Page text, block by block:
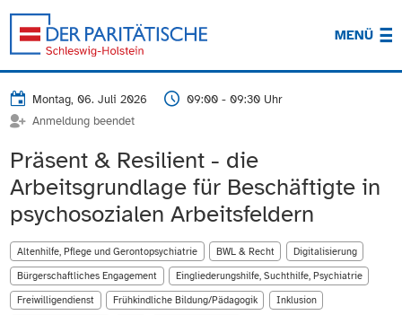
MENÜ
Montag, 06. Juli 2026
09:00 - 09:30 Uhr
Anmeldung beendet
Präsent & Resilient - die
Arbeitsgrundlage für Beschäftigte in
psychosozialen Arbeitsfeldern
Altenhilfe, Pflege und Gerontopsychiatrie BWL & Recht
Digitalisierung
Bürgerschaftliches Engagement
Eingliederungshilfe, Suchthilfe, Psychiatrie
Freiwilligendienst
Frühkindliche Bildung/Pädagogik
Inklusion